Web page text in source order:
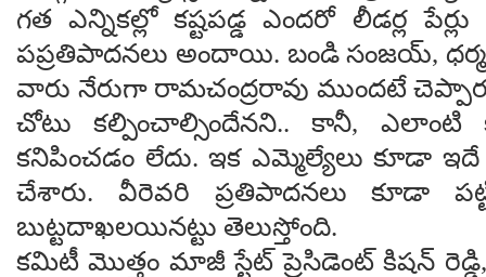
గ‌త ఎన్నిక‌ల్లో క‌ష్ట‌ప‌డ్డ ఎంద‌రో లీడ‌ర్ల
ప‌ప్ర‌తిపాద‌న‌లు అందాయి. బండి సంజ‌య్,
వారు నేరుగా రామ‌చంద్ర‌రావు ముంద‌టే
చోటు క‌ల్పించాల్సిందేన‌ని.. కానీ, ఎలాంటి
క‌నిపించ‌డం లేదు. ఇక ఎమ్మెల్యేలు కూడా
చేశారు. వీరెవ‌రి ప్ర‌తిపాద‌న‌లు కూడా
బుట్ట‌దాఖ‌ల‌యిన‌ట్టు తెలుస్తోంది.
క‌మిటీ మొత్తం మాజీ స్టేట్ ప్రెసిడెంట్ కిష‌న్